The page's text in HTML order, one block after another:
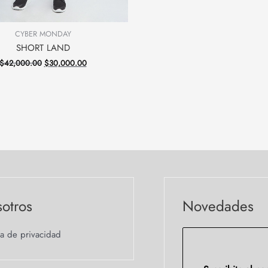
CYBER MONDAY
SHORT LAND
42,000.00 $30,000.00
de privacidad
Novedades